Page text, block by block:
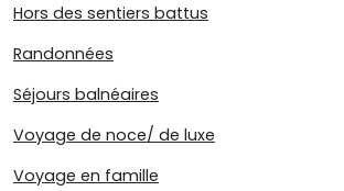
Hors des sentiers battus
Randonnées
Séjours balnéaires
Voyage de noce/ de luxe
Voyage en famille